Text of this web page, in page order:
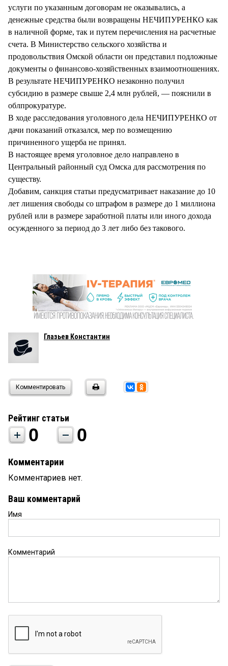
услуги по указанным договорам не оказывались, а
денежные средства были возвращены НЕЧИПУРЕНКО как
в наличной форме, так и путем перечисления на расчетные
счета. В Министерство сельского хозяйства и
продовольствия Омской области он представил подложные
документы о финансово-хозяйственных взаимоотношениях.
В результате НЕЧИПУРЕНКО незаконно получил
субсидию в размере свыше 2,4 млн рублей, — пояснили в
облпрокуратуре.
В ходе расследования уголовного дела НЕЧИПУРЕНКО от
дачи показаний отказался, мер по возмещению
причиненного ущерба не принял.
В настоящее время уголовное дело направлено в
Центральный районный суд Омска для рассмотрения по
существу.
Добавим, санкция статьи предусматривает наказание до 10
лет лишения свободы со штрафом в размере до 1 миллиона
рублей или в размере заработной платы или иного дохода
осужденного за период до 3 лет либо без такового.
Глазьев Константин
Комментировать
Рейтинг статьи
0 0
Комментарии
Комментариев нет.
Ваш комментарий
Имя
Комментарий